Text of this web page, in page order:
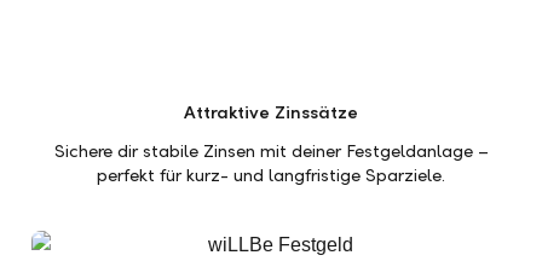
Attraktive Zinssätze
Sichere dir stabile Zinsen mit deiner Festgeldanlage –
perfekt für kurz- und langfristige Sparziele.